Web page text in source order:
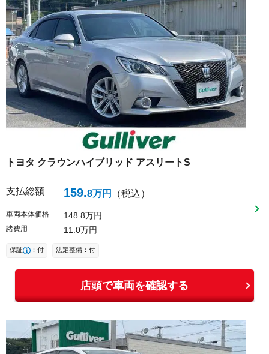
トヨタ クラウンハイブリッド アスリートS
支払総額 159.8万円 （税込）
車両本体価格 148 8万円
諸費用 11 0万円
保証 ：付 法定整備：付
店頭で車両を確認する